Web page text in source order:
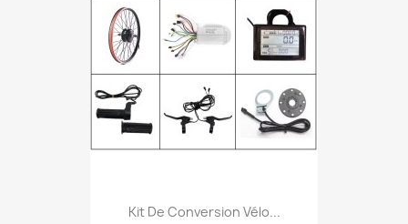
Kit De Conversion Vélo...